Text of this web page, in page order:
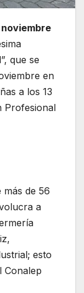
que se
en
a los 13
Profesional
más de 56
a
esto
Conalep